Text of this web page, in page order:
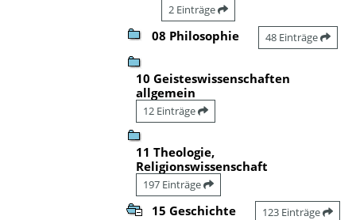
2 Einträge
08 Philosophie 48 Einträge
10 Geisteswissenschaften
allgemein
12 Einträge
11 Theologie,
Religionswissenschaft
197 Einträge
15 Geschichte 123 Einträge